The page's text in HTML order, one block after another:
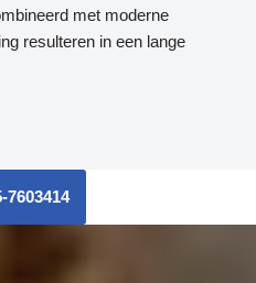
met moderne
resulteren in een lange
7603414